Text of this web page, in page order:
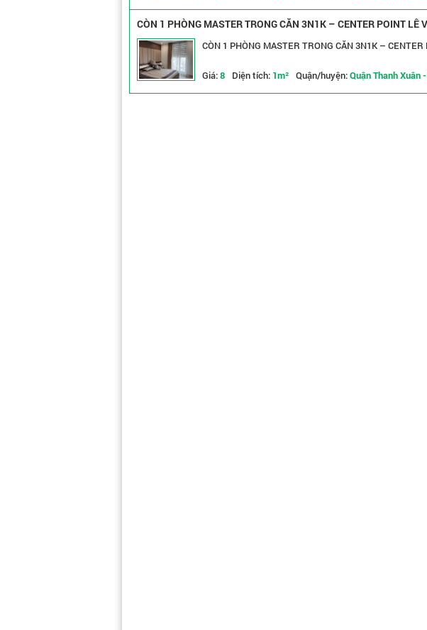
CÒN 1 PHÒNG MASTER TRONG CĂN 3N1K – CENTER POINT LÊ
CÒN 1 PHÒNG MASTER TRONG CĂN 3N1K – CENTER
Giá:8 Diện tích: 1m² Quận/huyện:Quận Thanh Xuân